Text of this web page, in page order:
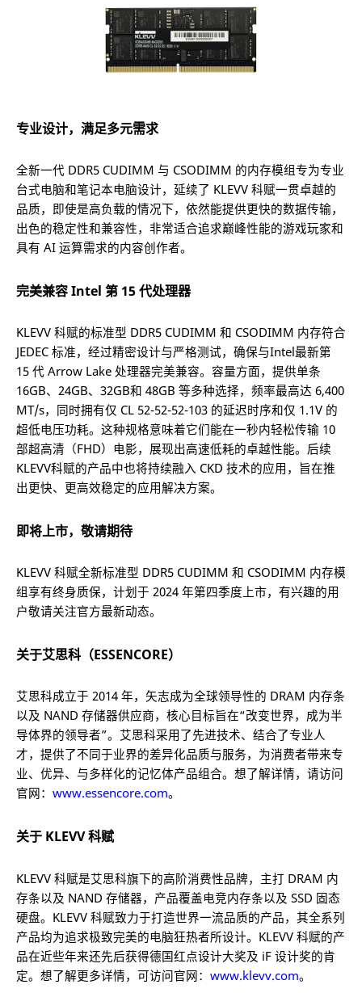
专业设计，满足多元需求
全新一代 DDR5 CUDIMM 与 CSODIMM 的内存模组专为专业
台式电脑和笔记本电脑设计，延续了 KLEVV 科赋一贯卓越的
品质，即使是高负载的情况下，依然能提供更快的数据传输，
出色的稳定性和兼容性，非常适合追求巅峰性能的游戏玩家和
具有 AI 运算需求的内容创作者。
完美兼容 Intel 第 15 代处理器
KLEVV 科赋的标准型 DDR5 CUDIMM 和 CSODIMM 内存符合
JEDEC 标准，经过精密设计与严格测试，确保与Intel最新第
15 代 Arrow Lake 处理器完美兼容。容量方面，提供单条
16GB、24GB、32GB和 48GB 等多种选择，频率最高达 6,400
MT/s，同时拥有仅 CL 52-52-52-103 的延迟时序和仅 1.1V 的
超低电压功耗。这种规格意味着它们能在一秒内轻松传输 10
部超高清（FHD）电影，展现出高速低耗的卓越性能。后续
KLEVV科赋的产品中也将持续融入 CKD 技术的应用，旨在推
出更快、更高效稳定的应用解决方案。
即将上市，敬请期待
KLEVV 科赋全新标准型 DDR5 CUDIMM 和 CSODIMM 内存模
组享有终身质保，计划于 2024 年第四季度上市，有兴趣的用
户敬请关注官方最新动态。
关于艾思科（ESSENCORE）
艾思科成立于 2014 年，矢志成为全球领导性的 DRAM 内存条
以及 NAND 存储器供应商，核心目标旨在“改变世界，成为半
导体界的领导者”。艾思科采用了先进技术、结合了专业人
才，提供了不同于业界的差异化品质与服务，为消费者带来专
业、优异、与多样化的记忆体产品组合。想了解详情，请访问
官网： www.essencore.com。
关于 KLEVV 科赋
KLEVV 科赋是艾思科旗下的高阶消费性品牌，主打 DRAM 内
存条以及 NAND 存储器，产品覆盖电竞内存条以及 SSD 固态
硬盘。KLEVV 科赋致力于打造世界一流品质的产品，其全系列
产品均为追求极致完美的电脑狂热者所设计。KLEVV 科赋的产
品在近些年来还先后获得德国红点设计大奖及 iF 设计奖的肯
定。想了解更多详情，可访问官网： www.klevv.com。